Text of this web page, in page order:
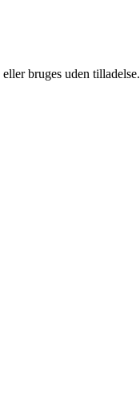
bruges uden tilladelse.